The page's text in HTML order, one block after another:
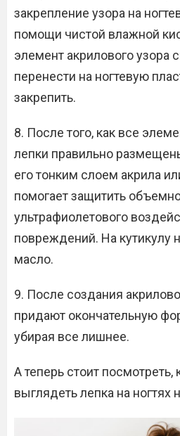
закрепление узора на
помощи чистой влажной
элемент акрилового узора
перенести на ногтевую
закрепить.
8. После того, как все
лепки правильно
его тонким слоем акрила
помогает защитить
ультрафиолетового
повреждений. На кутикулу
масло.
9. После создания
придают окончательную
убирая все лишнее.
А теперь стоит посмотреть,
выглядеть лепка на ногтях